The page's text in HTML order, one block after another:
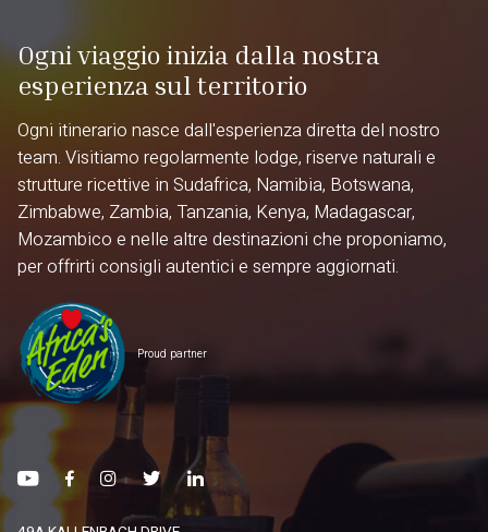
Ogni viaggio inizia dalla nostra
esperienza sul territorio
Ogni itinerario nasce dall'esperienza diretta del nostro
team. Visitiamo regolarmente lodge, riserve naturali e
strutture ricettive in Sudafrica, Namibia, Botswana,
Zimbabwe, Zambia, Tanzania, Kenya, Madagascar,
Mozambico e nelle altre destinazioni che proponiamo,
per offrirti consigli autentici e sempre aggiornati.
Proud partner